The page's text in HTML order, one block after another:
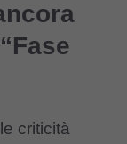
criticità